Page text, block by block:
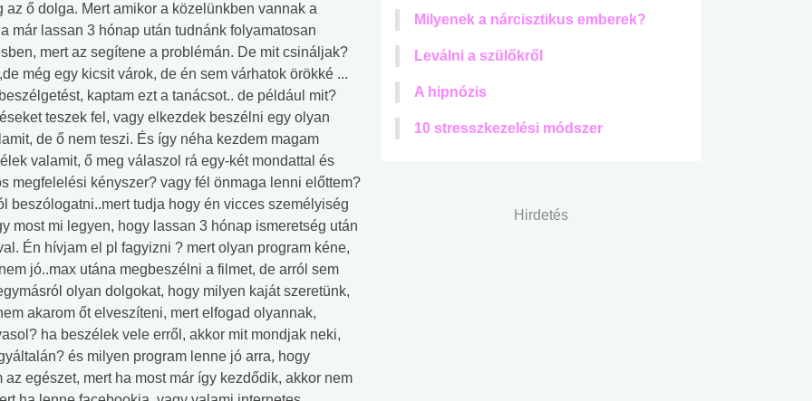
ő dolga. Mert amikor a közelünkben vannak a
már lassan 3 hónap után tudnánk folyamatosan
mert az segítene a problémán. De mit csináljak?
még egy kicsit várok, de én sem várhatok örökké ...
kaptam ezt a tanácsot.. de például mit?
teszek fel, vagy elkezdek beszélni egy olyan
de ő nem teszi. És így néha kezdem magam
valamit, ő meg válaszol rá egy-két mondattal és
megfelelési kényszer? vagy fél önmaga lenni előttem?
beszólogatni..mert tudja hogy én vicces személyiség
most mi legyen, hogy lassan 3 hónap ismeretség után
Én hívjam el pl fagyizni ? mert olyan program kéne,
jó..max utána megbeszélni a filmet, de arról sem
olyan dolgokat, hogy milyen kaját szeretünk,
akarom őt elveszíteni, mert elfogad olyannak,
ha beszélek vele erről, akkor mit mondjak neki,
és milyen program lenne jó arra, hogy
egészet, mert ha most már így kezdődik, akkor nem
Milyenek a nárcisztikus emberek?
Leválni a szülőkről
A hipnózis
10 stresszkezelési módszer
Hirdetés